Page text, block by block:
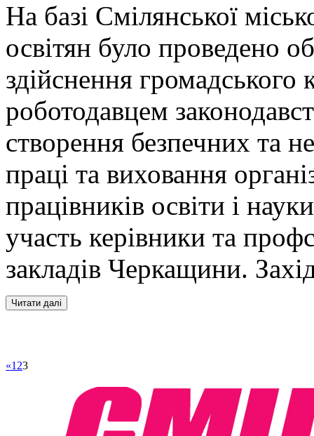
На базі Смілянської
освітян було проведено
здійснення
роботодавцем
створення безпечних та
праці та виховання
працівників освіти і
участь керівники та
закладів Черкащини.
«1 23